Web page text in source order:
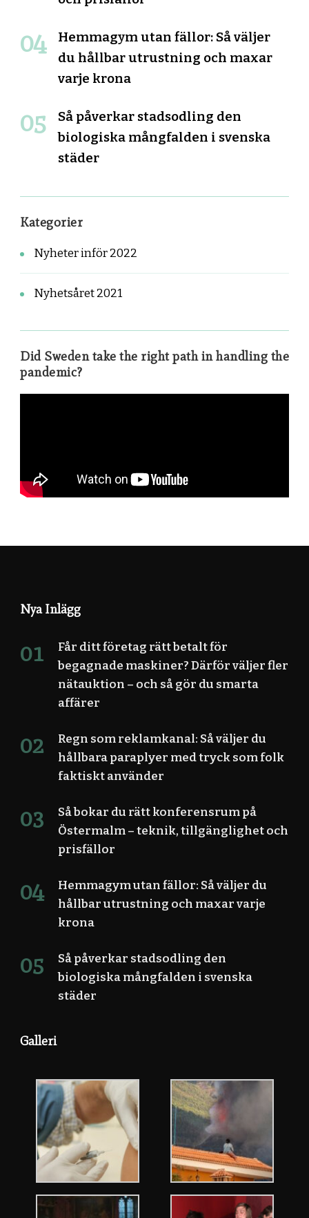
Hemmagym utan fällor: Så väljer
du hållbar utrustning och maxar
varje krona
Så påverkar stadsodling den
biologiska mångfalden i svenska
städer
Kategorier
Nyheter inför 2022
Nyhetsåret 2021
Did Sweden take the right path in handling the
pandemic?
Nya Inlägg
Får ditt företag rätt betalt för
begagnade maskiner? Därför väljer fler
nätauktion – och så gör du smarta
affärer
Regn som reklamkanal: Så väljer du
hållbara paraplyer med tryck som folk
faktiskt använder
Så bokar du rätt konferensrum på
Östermalm – teknik, tillgänglighet och
prisfällor
Hemmagym utan fällor: Så väljer du
hållbar utrustning och maxar varje
krona
Så påverkar stadsodling den
biologiska mångfalden i svenska
städer
Galleri